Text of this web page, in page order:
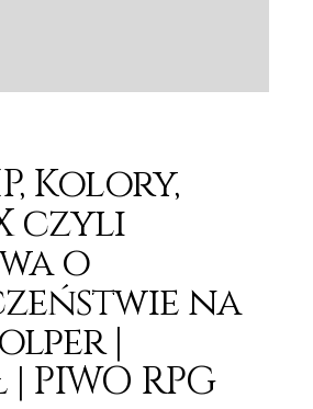
Kolory,
czyli
o
na
|
PIWO RPG